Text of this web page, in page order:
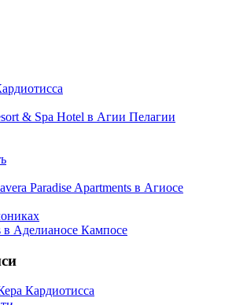
& Spa Hotel в Агии Пелагии
Paradise Apartments в Агиосе
в Аделианосе Кампосе
Кардиотисса